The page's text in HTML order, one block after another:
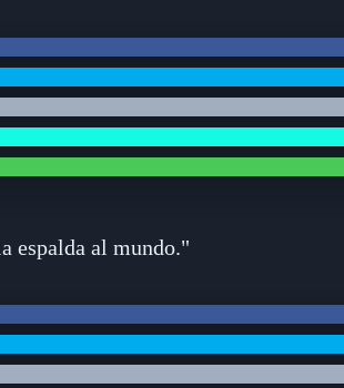
espalda al mundo."